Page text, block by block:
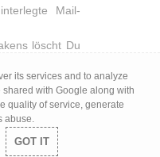
Mail-
löscht Du
auch die
die Dich
Link
its services and to analyze
with Google along with
quality of service, generate
abuse.
GOT IT